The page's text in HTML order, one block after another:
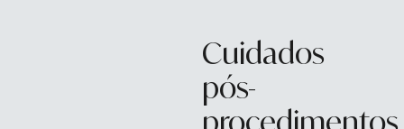
Cuidados
pós-